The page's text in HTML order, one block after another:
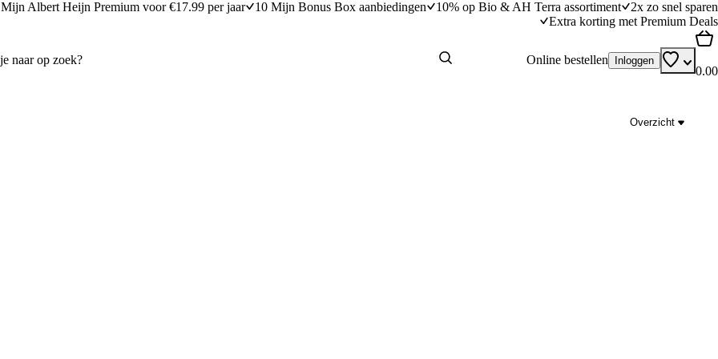
Mijn Albert Heijn Premium voor €17.99 per jaar 10 Mijn Bonus Box aanbiedingen 10% op Bio & AH Terra assortiment
2x zo snel sparen
Extra korting met Premium Deals
Online bestellen Inloggen
0.00
Overzicht